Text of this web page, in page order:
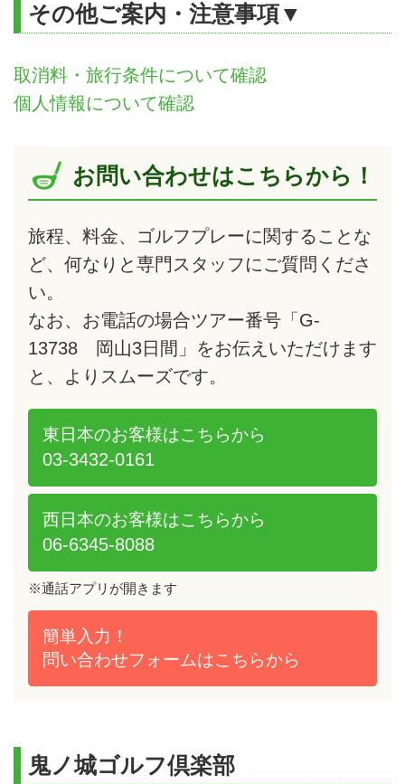
その他ご案内・注意事項▼
取消料・旅行条件について確認
個人情報について確認
お問い合わせはこちらから！
旅程、料金、ゴルフプレーに関することな
ど、何なりと専門スタッフにご質問くださ
い。
なお、お電話の場合ツアー番号「G-
13738 岡山3日間」をお伝えいただけます
と、よりスムーズです。
東日本のお客様はこちらから
03-3432-0161
西日本のお客様はこちらから
06-6345-8088
簡単入力！
問い合わせフォームはこちらから
※通話アプリが開きます
鬼ノ城ゴルフ倶楽部